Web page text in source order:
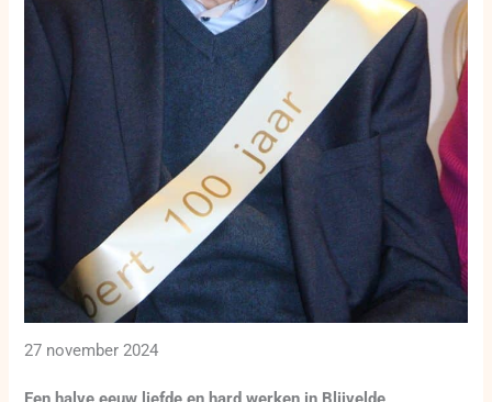
27 november 2024